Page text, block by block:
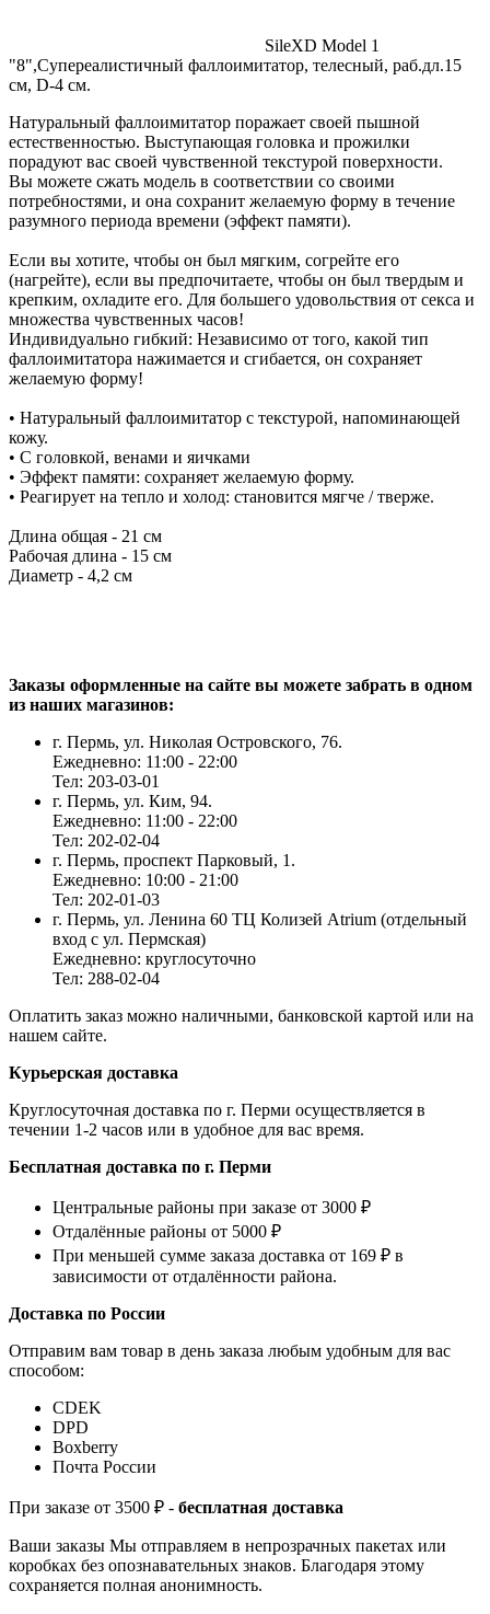
SileXD Model 1
"8",Супереалистичный фаллоимитатор, телесный, раб.дл.15
см, D-4 см.
Натуральный фаллоимитатор поражает своей пышной
естественностью. Выступающая головка и прожилки
порадуют вас своей чувственной текстурой поверхности.
Вы можете сжать модель в соответствии со своими
потребностями, и она сохранит желаемую форму в течение
разумного периода времени (эффект памяти).
Если вы хотите, чтобы он был мягким, согрейте его
(нагрейте), если вы предпочитаете, чтобы он был твердым и
крепким, охладите его. Для большего удовольствия от секса и
множества чувственных часов!
Индивидуально гибкий: Независимо от того, какой тип
фаллоимитатора нажимается и сгибается, он сохраняет
желаемую форму!
• Натуральный фаллоимитатор с текстурой, напоминающей
кожу.
• С головкой, венами и яичками
• Эффект памяти: сохраняет желаемую форму.
• Реагирует на тепло и холод: становится мягче / тверже.
Длина общая - 21 см
Рабочая длина - 15 см
Диаметр - 4,2 см
Заказы оформленные на сайте вы можете забрать в одном
из наших магазинов:
г. Пермь, ул. Николая Островского, 76.
Ежедневно: 11:00 - 22:00
Тел: 203-03-01
г. Пермь, ул. Ким, 94.
Ежедневно: 11:00 - 22:00
Тел: 202-02-04
г. Пермь, проспект Парковый, 1.
Ежедневно: 10:00 - 21:00
Тел: 202-01-03
г. Пермь, ул. Ленина 60 ТЦ Колизей Atrium (отдельный
вход с ул. Пермская)
Ежедневно: круглосуточно
Тел: 288-02-04
Оплатить заказ можно наличными, банковской картой или на
нашем сайте.
Курьерская доставка
Круглосуточная доставка по г. Перми осуществляется в
течении 1-2 часов или в удобное для вас время.
Бесплатная доставка по г. Перми
Центральные районы при заказе от 3000 ₽
Отдалённые районы от 5000 ₽
При меньшей сумме заказа доставка от 169 ₽ в
зависимости от отдалённости района.
Доставка по России
Отправим вам товар в день заказа любым удобным для вас
способом:
СDEK
DPD
Boxberry
Почта России
При заказе от 3500 ₽ - бесплатная доставка
Ваши заказы Мы отправляем в непрозрачных пакетах или
коробках без опознавательных знаков. Благодаря этому
сохраняется полная анонимность.